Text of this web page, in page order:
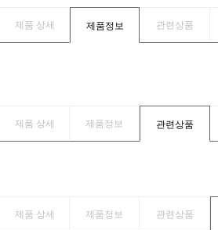
제품 상세 제품정보 관련상품
제품 상세 제품정보 관련상품
제품 상세 제품정보 관련상품